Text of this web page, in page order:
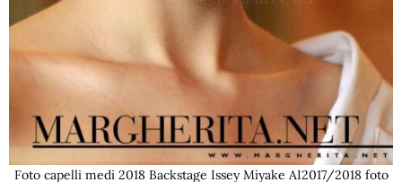
Foto capelli medi 2018 Backstage Issey Miyake AI2017/2018 foto